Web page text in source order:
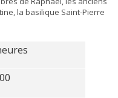
la basilique Saint-Pierre